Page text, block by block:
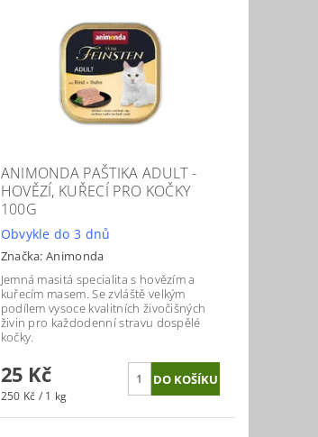
ANIMONDA PAŠTIKA ADULT -
HOVĚZÍ, KUŘECÍ PRO KOČKY
100G
Obvykle do 3 dnů
Značka:Animonda
Jemná masitá specialita s hovězím a
kuřecím masem. Se zvláště velkým
podílem vysoce kvalitních živočišných
živin pro každodenní stravu dospělé
kočky.
25 Kč
250 Kč / 1 kg